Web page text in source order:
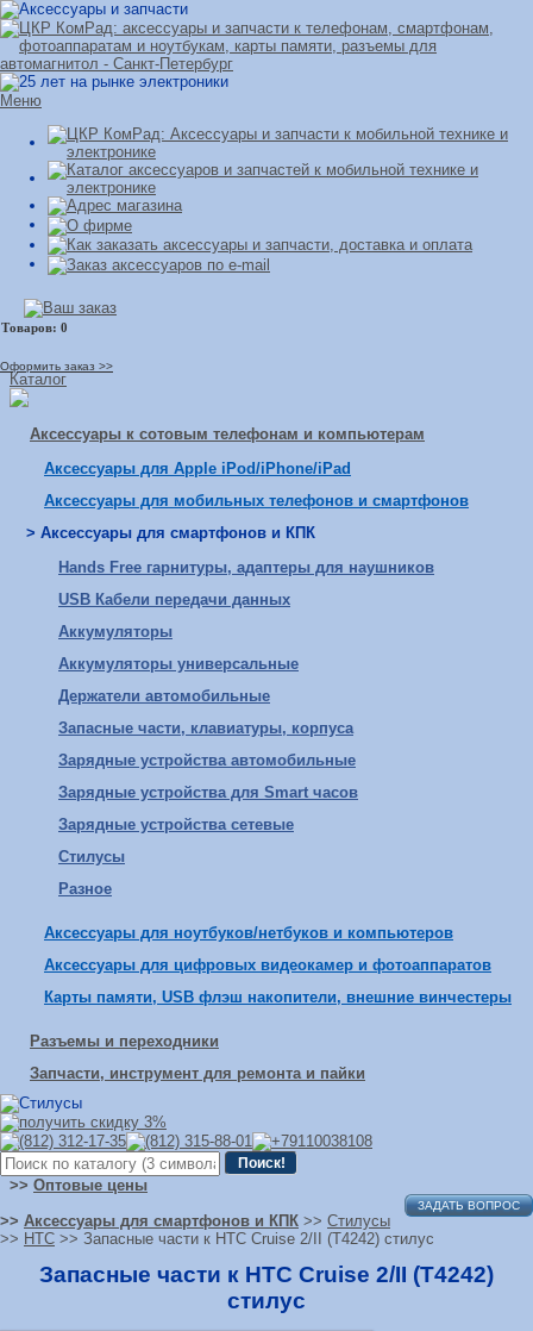
Меню
Оформить заказ >>
Каталог
Аксессуары к сотовым телефонам и компьютерам
Аксессуары для Apple iPod/iPhone/iPad
Аксессуары для мобильных телефонов и смартфонов
> Аксессуары для смартфонов и КПК
Hands Free гарнитуры, адаптеры для наушников
USB Кабели передачи данных
Аккумуляторы
Аккумуляторы универсальные
Держатели автомобильные
Запасные части, клавиатуры, корпуса
Зарядные устройства автомобильные
Зарядные устройства для Smart часов
Зарядные устройства сетевые
Стилусы
Разное
Аксессуары для ноутбуков/нетбуков и компьютеров
Аксессуары для цифровых видеокамер и фотоаппаратов
Карты памяти, USB флэш накопители, внешние винчестеры
Разъемы и переходники
Запчасти, инструмент для ремонта и пайки
>> Оптовые цены
ЗАДАТЬ ВОПРОС
>> Аксессуары для смартфонов и КПК >> Стилусы
>> HTC >> Запасные части к HTC Cruise 2/II (T4242) стилус
Запасные части к HTC Cruise 2/II (T4242)
стилус